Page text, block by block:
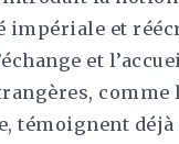
impériale et
et
comme
témoignent déjà